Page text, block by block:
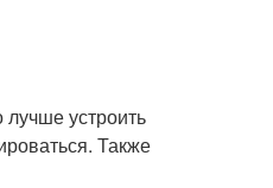
устроить
Также